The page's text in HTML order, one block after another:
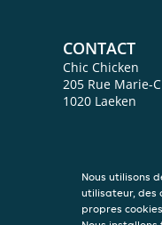
CONTACT
Chic Chicken
205 Rue Marie-
1020 Laeken
Nous utilisons
utilisateur, des
propres